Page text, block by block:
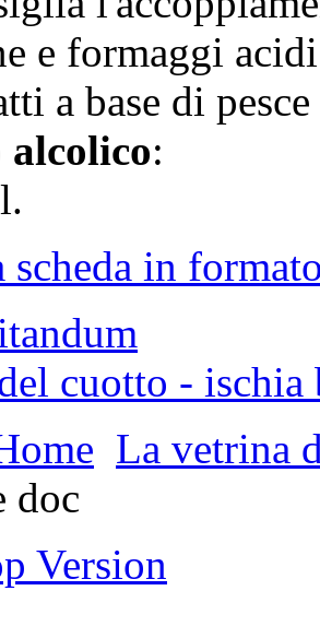
e formaggi
a base di
alcolico:
scheda in
cuotto - ischia
La vetrina
doc
Version